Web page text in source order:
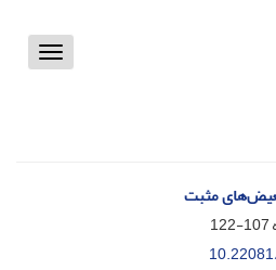
Toggle
مثبت
107-122